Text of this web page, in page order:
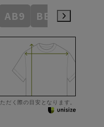
AB9 BE3 BE4
だく際の目安となります。